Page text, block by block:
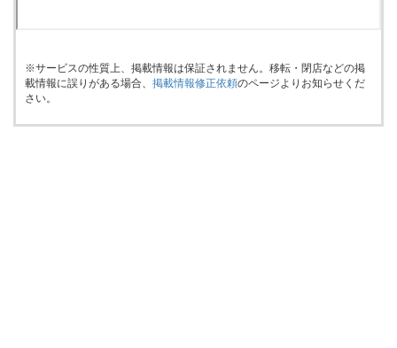
※サービスの性質上、掲載情報は保証されません。移転・閉店などの掲
載情報に誤りがある場合、 掲載情報修正依頼のページよりお知らせくだ
さい。